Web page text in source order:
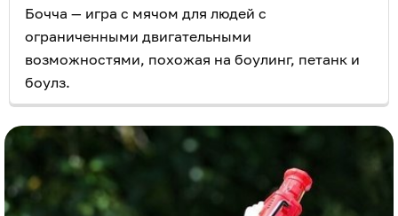
Бочча — игра с мячом для людей с
ограниченными двигательными
возможностями, похожая на боулинг, петанк и
боулз.